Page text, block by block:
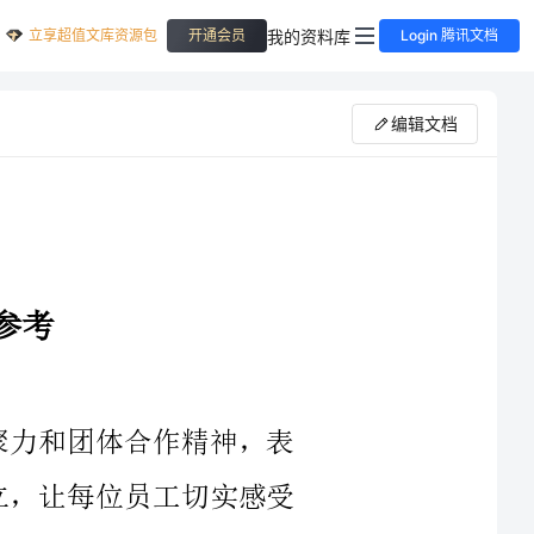
立享超值文库资源包 开通会员 我的资料库 Login 腾讯文档
编辑文档